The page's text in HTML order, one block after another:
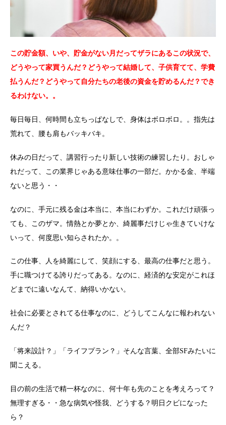
この貯金額、いや、貯金がない月だってザラにあるこの状況で、
どうやって家買うんだ？どうやって結婚して、子供育てて、学費
払うんだ？どうやって自分たちの老後の資金を貯めるんだ？でき
るわけない。。
毎日毎日、何時間も立ちっぱなしで、身体はボロボロ。。指先は
荒れて、腰も肩もバッキバキ。
休みの日だって、講習行ったり新しい技術の練習したり。おしゃ
れだって、この業界じゃある意味仕事の一部だ。かかる金、半端
ないと思う・・
なのに、手元に残る金は本当に、本当にわずか。これだけ頑張っ
ても、このザマ。情熱とか夢とか、綺麗事だけじゃ生きていけな
いって、何度思い知らされたか。。
この仕事、人を綺麗にして、笑顔にする、最高の仕事だと思う。
手に職つけてる誇りだってある。なのに、経済的な安定がこれほ
どまでに遠いなんて、納得いかない。
社会に必要とされてる仕事なのに、どうしてこんなに報われない
んだ？
「将来設計？」「ライフプラン？」そんな言葉、全部SFみたいに
聞こえる。
目の前の生活で精一杯なのに、何十年も先のことを考えろって？
無理すぎる・・急な病気や怪我、どうする？明日クビになった
ら？